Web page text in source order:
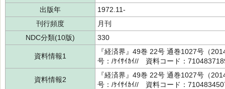
出版年
1972.11-
刊行頻度
月刊
NDC分類(10版)
330
資料情報1
『経済界』49巻 22号 通巻1027号（
号：/ｹｲｻｲｶｲ// 資料コード：
資料情報2
『経済界』49巻 22号 通巻1027号（
号：/ｹｲｻｲｶｲ// 資料コード：